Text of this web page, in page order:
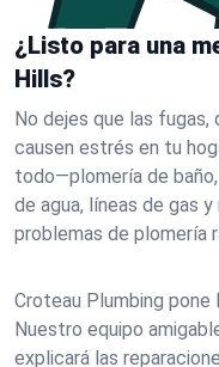
¿Listo para una
Hills?
No dejes que las
causen estrés en tu
todo—plomería de
de agua, líneas de gas
problemas de plomería
Croteau Plumbing pone
Nuestro equipo
explicará las